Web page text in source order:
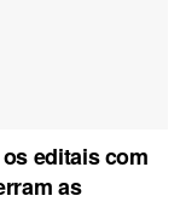
editais com
as